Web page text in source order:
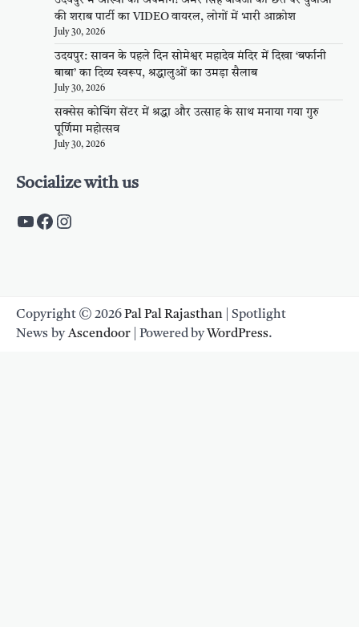
की शराब पार्टी का VIDEO वायरल, लोगों में भारी आक्रोश
July 30, 2026
उदयपुर: सावन के पहले दिन सोमेश्वर महादेव मंदिर में दिखा ‘बर्फानी
बाबा’ का दिव्य स्वरूप, श्रद्धालुओं का उमड़ा सैलाब
July 30, 2026
सक्सेस कोचिंग सेंटर में श्रद्धा और उत्साह के साथ मनाया गया गुरु
पूर्णिमा महोत्सव
July 30, 2026
Socialize with us
https://www.youtube.com/c/
https://www.facebook.com/
Instagram
Copyright © 2026Pal Pal Rajasthan | Spotlight
News byAscendoor | Powered byWordPress.